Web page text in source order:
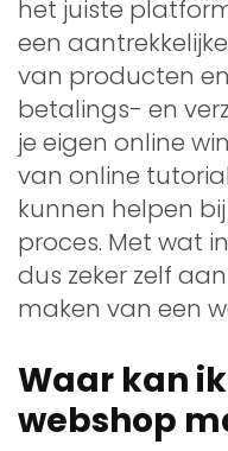
het juiste
een
van producten
betalings- en
je eigen online
van online
kunnen helpen
proces. Met wat
dus zeker zelf
maken van een
Waar kan
webshop